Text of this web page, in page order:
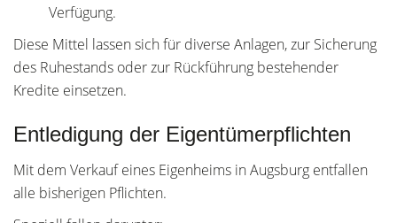
Verfügung.
Diese Mittel lassen sich für diverse Anlagen, zur Sicherung
des Ruhestands oder zur Rückführung bestehender
Kredite einsetzen.
Entledigung der Eigentümerpflichten
Mit dem Verkauf eines Eigenheims in Augsburg entfallen
alle bisherigen Pflichten.